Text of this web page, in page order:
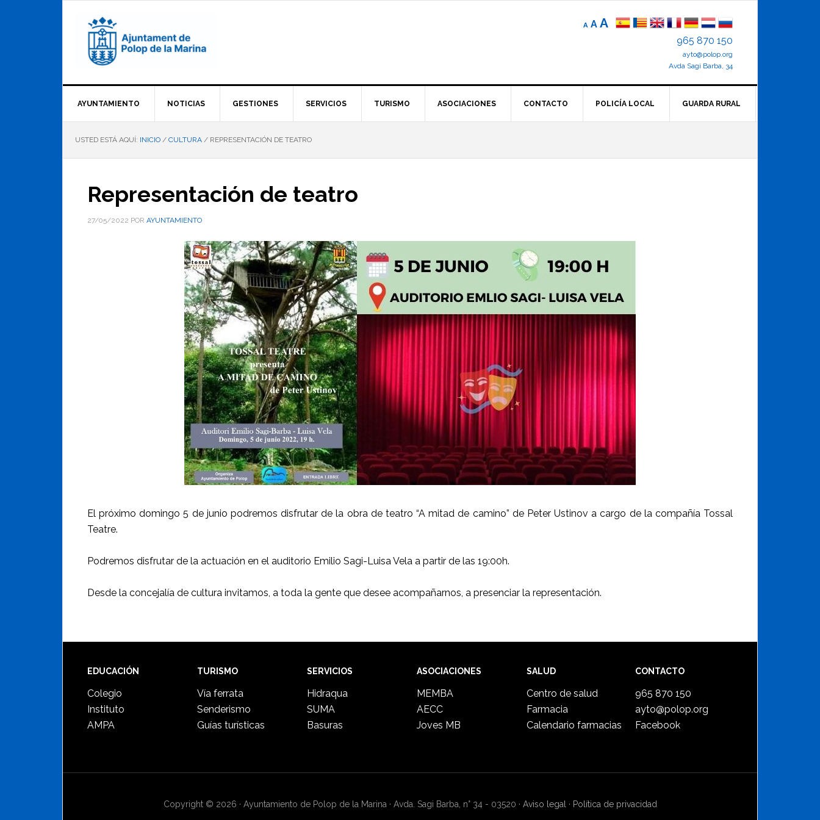
A
Reducir
elA Tamaño
AAumentar
de
letra
965 870 150
ayto@polop.org
Avda Sagi Barba, 34
AYUNTAMIENTO NOTICIAS GESTIONES SERVICIOS TURISMO ASOCIACIONES CONTACTO POLICÍA LOCAL GUARDA RURAL
USTED ESTÁ AQUÍ: INICIO / CULTURA / REPRESENTACIÓN DE TEATRO
Representación de teatro
27/05/2022 POR AYUNTAMIENTO
El próximo domingo 5 de junio podremos disfrutar de la obra de teatro “A mitad de camino” de Peter Ustinov a cargo de la compañía Tossal
Teatre.
Podremos disfrutar de la actuación en el auditorio Emilio Sagi-Luisa Vela a partir de las 19:00h.
Desde la concejalía de cultura invitamos, a toda la gente que desee acompañarnos, a presenciar la representación.
Footer
EDUCACIÓN
Colegio
Instituto
AMPA
TURISMO
Vía ferrata
Senderismo
Guías turísticas
SERVICIOS
Hidraqua
SUMA
Basuras
ASOCIACIONES
MEMBA
AECC
Joves MB
SALUD
Centro de salud
Farmacia
Calendario farmacias
CONTACTO
965 870 150
ayto@polop.org
Facebook
Copyright © 2026 · Ayuntamiento de Polop de la Marina · Avda. Sagi Barba, n° 34 - 03520 · Aviso legal · Política de privacidad